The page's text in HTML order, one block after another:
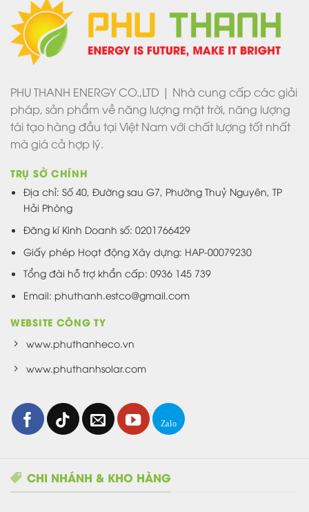
PHU THANH ENERGY CO.,LTD | Nhà cung cấp các giải
pháp, sản phẩm về năng lượng mặt trời, năng lượng
tái tạo hàng đầu tại Việt Nam với chất lượng tốt nhất
mà giá cả hợp lý.
TRỤ SỞ CHÍNH
Địa chỉ: Số 40, Đường sau G7, Phường Thuỷ Nguyên, TP
Hải Phòng
Đăng kí Kinh Doanh số: 0201766429
Giấy phép Hoạt động Xây dựng: HAP-00079230
Tổng đài hỗ trợ khẩn cấp: 0936 145 739
Email: phuthanh.estco@gmail.com
WEBSITE CÔNG TY
www.phuthanheco.vn
www.phuthanhsolar.com
CHI NHÁNH & KHO HÀNG